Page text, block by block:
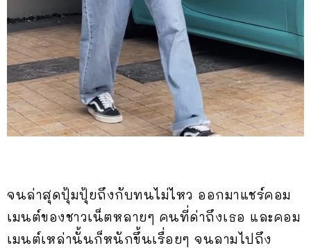
จนล่าสุดปุ้มปุ้ยถึงกับทนไม่ไหว ออกมาแชร์คอม
เมนต์ของชาวเน็ตหลายๆ คนที่ด่าถึงเธอ และคอม
เมนต์เหล่านั้นก็หนักขึ้นเรื่อยๆ จนลามไปถึง